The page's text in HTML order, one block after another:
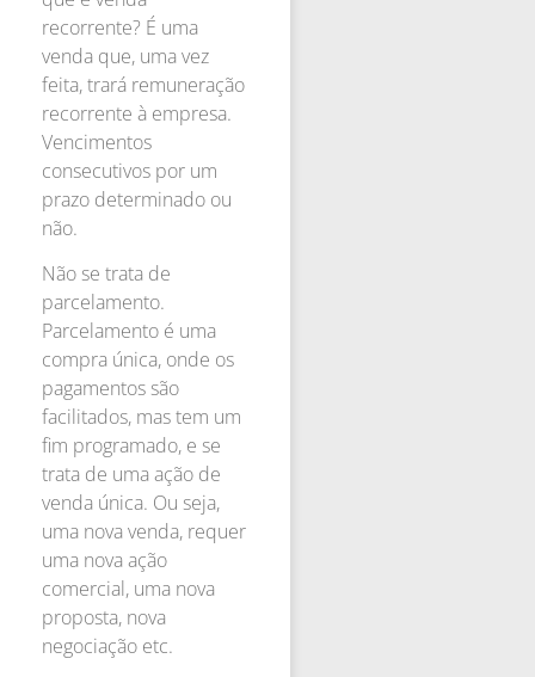
recorrente? É uma
venda que, uma vez
feita, trará remuneração
recorrente à empresa.
Vencimentos
consecutivos por um
prazo determinado ou
não.
Não se trata de
parcelamento.
Parcelamento é uma
compra única, onde os
pagamentos são
facilitados, mas tem um
fim programado, e se
trata de uma ação de
venda única. Ou seja,
uma nova venda, requer
uma nova ação
comercial, uma nova
proposta, nova
negociação etc.